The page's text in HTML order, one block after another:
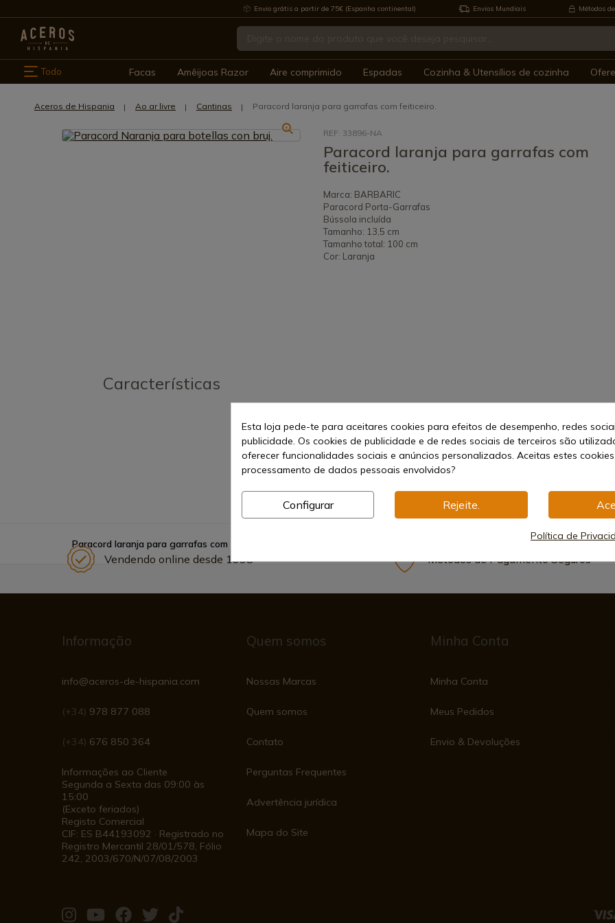
Envio grátis a partir de 75€ (Espanha continental) Envios Mundiais Métodos
Todo Facas Amêijoas Razor Aire comprimido Espadas Cozinha & Utensílios de cozinha
Aceros de Hispania Ao ar livre Cantinas Paracord laranja para garrafas com feiticeiro.
REF: 33896-NA
Paracord laranja para garrafas com
feiticeiro.
Marca: BARBARIC
Paracord Porta-Garrafas
Bússola incluída
Tamanho: 13,5 cm
Tamanho total: 100 cm
Cor: Laranja
Características
Paracord laranja para garrafas com feiticeiro.
Vendendo online desde 1998 Métodos de Pagamento Seguros
Informação
info@aceros-de-hispania.com
(+34) 978 877 088
(+34) 676 850 364
Informações ao Cliente
Segunda a Sexta das 09:00 às
15:00
(Exceto feriados)
Registo Comercial
CIF: ES B44193092 · Registrado no
Registro Mercantil 28/01/578, Fólio
242, 2003/670/N/07/08/2003
Quem somos
Nossas Marcas
Quem somos
Contato
Perguntas Frequentes
Advertência jurídica
Mapa do Site
Minha Conta
Minha Conta
Meus Pedidos
Envio & Devoluções
Esta loja pede-te para aceitares cookies para efeitos de desempenho, redes
publicidade. Os cookies de publicidade e de redes sociais de terceiros são
oferecer funcionalidades sociais e anúncios personalizados. Aceitas estes
processamento de dados pessoais envolvidos?
Configurar Rejeite.
Política de